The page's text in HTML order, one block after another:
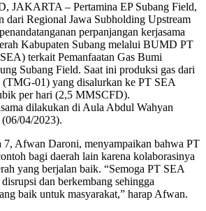
JAKARTA – Pertamina EP Subang Field,
dari Regional Jawa Subholding Upstream
perpanjangan kerjasama
Kabupaten Subang melalui BUMD PT
terkait Pemanfaatan Gas Bumi
Subang Field. Saat ini produksi gas dari
01) yang disalurkan ke PT SEA
per hari (2,5 MMSCFD).
dilakukan di Aula Abdul Wahyan
04/2023).
7, Afwan Daroni, menyampaikan bahwa PT
bagi daerah lain karena kolaborasinya
yang berjalan baik. “Semoga PT SEA
dan berkembang sehingga
baik untuk masyarakat,” harap Afwan.